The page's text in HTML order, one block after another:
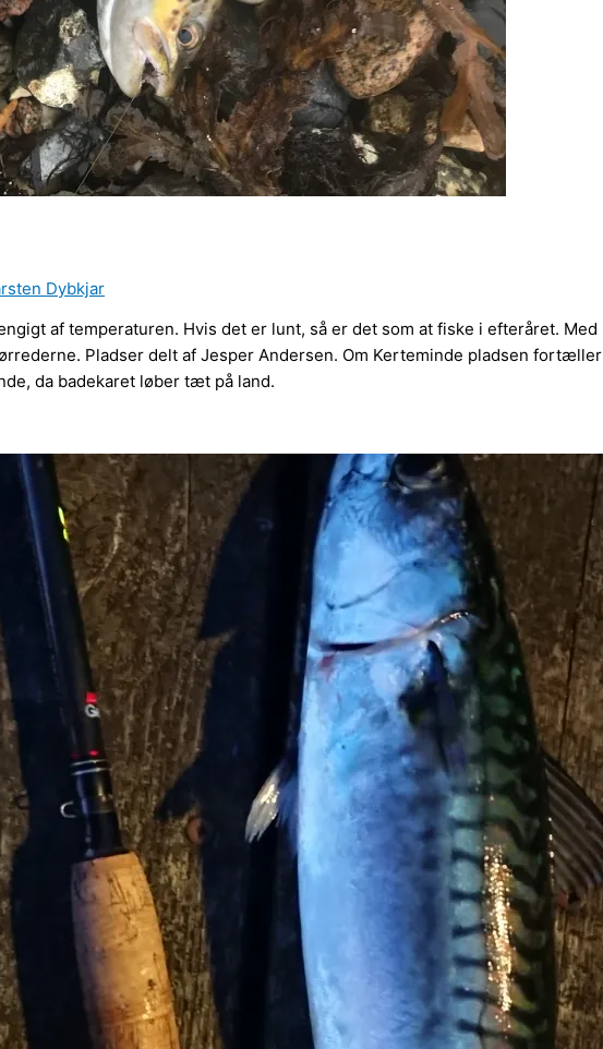
Dybkjar
af temperaturen. Hvis det er lunt, så er det som at fiske i efteråret. Med
Pladser delt af Jesper Andersen. Om Kerteminde pladsen fortæller
da badekaret løber tæt på land.